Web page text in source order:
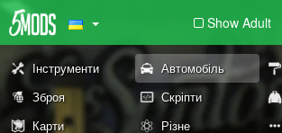
Show Adult
Інструменти Автомобіль
Зброя
Скріпти
Карти
Різне